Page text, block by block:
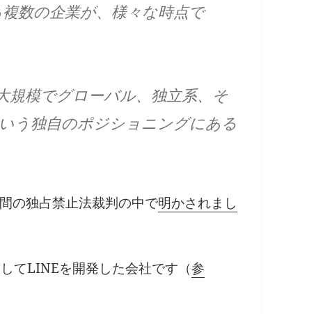
数の企業が、様々な時点で
模でグローバル、独立系、そ
う独自のポジショニングにある
の独占禁止法裁判の中で明かされまし
てLINEを開発した会社です（参